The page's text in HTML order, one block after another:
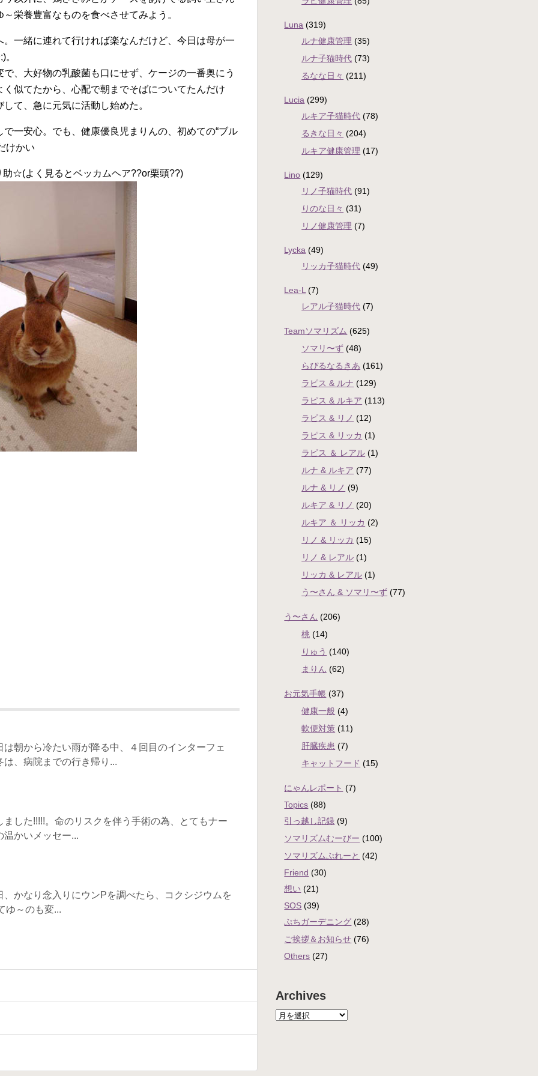
～栄養豊富なものを食べさせてみよう。
一緒に連れて行ければ楽なんだけど、今日は母が一
。
、大好物の乳酸菌も口にせず、ケージの一番奥にう
似てたから、心配で朝までそばについてたんだけ
して、急に元気に活動し始めた。
一安心。でも、健康優良児まりんの、初めての“ブル
けかい
助☆(よく見るとベッカムヘア??or栗頭??)
朝から冷たい雨が降る中、４回目のインターフェ
、病院までの行き帰り...
した!!!!!。命のリスクを伴う手術の為、とてもナー
かいメッセー...
かなり念入りにウンPを調べたら、コクシジウムを
ゆ～のも変...
Luna (319)
ルナ健康管理 (35)
ルナ子猫時代 (73)
るなな日々 (211)
Lucia (299)
ルキア子猫時代 (78)
るきな日々 (204)
ルキア健康管理 (17)
Lino (129)
リノ子猫時代 (91)
りのな日々 (31)
リノ健康管理 (7)
Lycka (49)
リッカ子猫時代 (49)
Lea-L(7)
レアル子猫時代 (7)
Teamソマリズム (625)
ソマリ〜ず (48)
らぴるなるきあ (161)
ラピス & ルナ (129)
ラピス & ルキア (113)
ラピス & リノ (12)
ラピス & リッカ (1)
ラピス ＆ レアル (1)
ルナ & ルキア (77)
ルナ & リノ (9)
ルキア & リノ (20)
ルキア ＆ リッカ (2)
リノ & リッカ (15)
リノ & レアル (1)
リッカ & レアル (1)
う〜さん & ソマリ〜ず (77)
う〜さん (206)
桃 (14)
りゅう (140)
まりん (62)
お元気手帳 (37)
健康一般 (4)
軟便対策 (11)
肝臓疾患 (7)
キャットフード (15)
にゃんレポート (7)
Topics (88)
引っ越し記録 (9)
ソマリズムむーびー (100)
ソマリズムぷれーと (42)
Friend (30)
想い (21)
SOS (39)
ぷちガーデニング (28)
ご挨拶＆お知らせ (76)
Others (27)
Archives